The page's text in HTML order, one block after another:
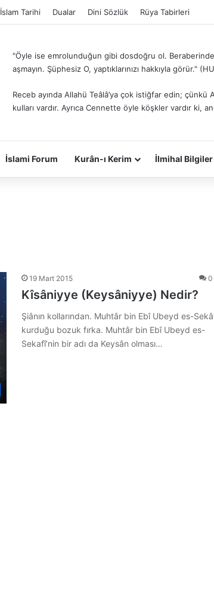
İslam Tarihi Dualar Dini Sözlük Rüya Tabirleri
"Öyle ise emrolunduğun gibi dosdoğru ol.
aşmayın. Şüphesiz O, yaptıklarınızı hakkıyla görür."
Receb ayında Allahü Teâlâ’ya çok istiğfar edin; çünkü
kulları vardır. Ayrıca Cennette öyle köşkler vardır ki,
İslami Forum Kurân-ı Kerim İlmihal Bilgiler
19 Mart 2015 0
Kîsâniyye (Keysâniyye) Nedir?
Şiânın kollarından. Muhtâr bin Ebî Ubeyd es-
kurduğu bozuk fırka. Muhtâr bin Ebî Ubeyd es-
Sekafî’nin bir adı da Keysân olması…